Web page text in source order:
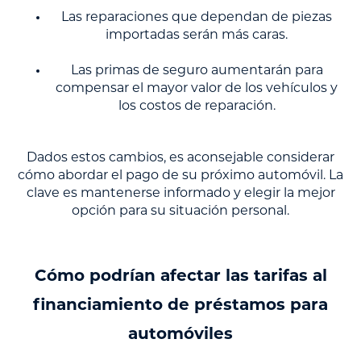
Las reparaciones que dependan de piezas
importadas serán más caras.
Las primas de seguro aumentarán para
compensar el mayor valor de los vehículos y
los costos de reparación.
Dados estos cambios, es aconsejable considerar
cómo abordar el pago de su próximo automóvil. La
clave es mantenerse informado y elegir la mejor
opción para su situación personal.
Cómo podrían afectar las tarifas al
financiamiento de préstamos para
automóviles